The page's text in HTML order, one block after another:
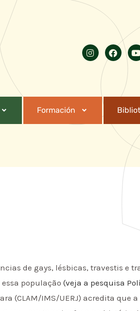
Formación
de gays, lésbicas, travestis e
população(veja a pesquisa
(CLAM/IMS/UERJ) acredita que